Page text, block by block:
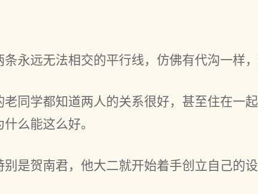
永远无法相交的平行线，仿佛有代沟一样
同学都知道两人的关系很好，甚至住在一
么能这么好。
是贺南君，他大二就开始着手创立自己的